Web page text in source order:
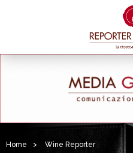
Home > Wine Reporter